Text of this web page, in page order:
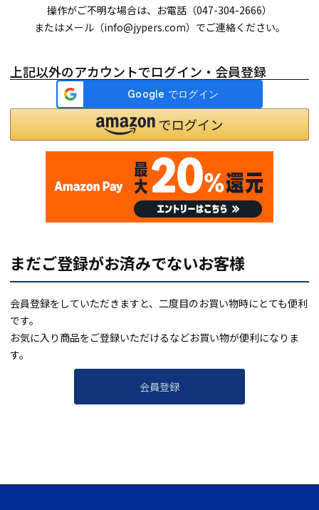
操作がご不明な場合は、お電話（047-304-2666）
またはメール（info@jypers.com）でご連絡ください。
上記以外のアカウントでログイン・会員登録
まだご登録がお済みでないお客様
会員登録をしていただきますと、二度目のお買い物時にとても便利
です。
お気に入り商品をご登録いただけるなどお買い物が便利になりま
す。
会員登録